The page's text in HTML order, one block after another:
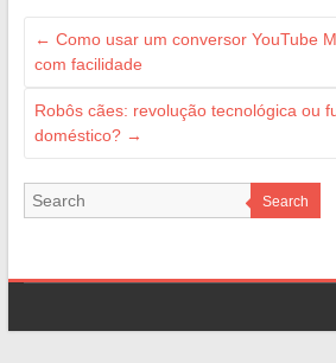
← Como usar um conversor YouTube
com facilidade
Robôs cães: revolução tecnológica ou
doméstico? →
Search